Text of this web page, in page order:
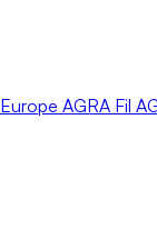
Europe AGRA Fil